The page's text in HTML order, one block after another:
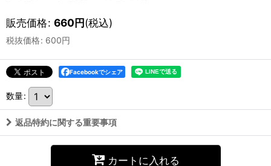
販売価格: 660円(税込)
税抜価格: 600円
Facebookでシェア
数量:
返品特約に関する重要事項
カートに入れる